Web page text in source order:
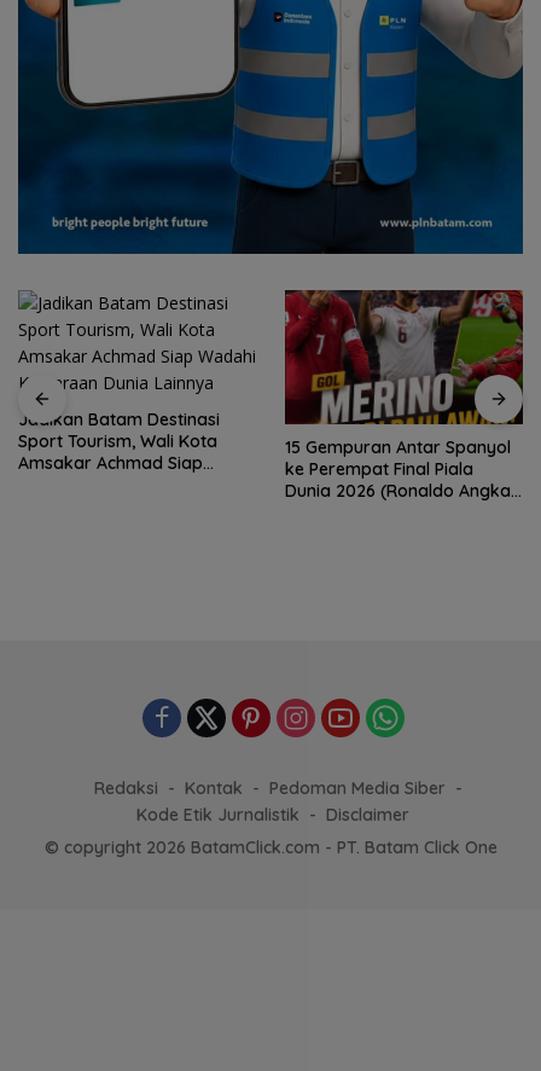
Jadikan Batam Destinasi
Sport Tourism, Wali Kota
Amsakar Achmad Siap
15 Gempuran Antar Spanyol
ke Perempat Final Piala
Dunia 2026 (Ronaldo Angkat
Redaksi Kontak
Pedoman Media Siber
Kode Etik Jurnalistik
Disclaimer
© copyright 2026 BatamClick.com - PT. Batam Click One